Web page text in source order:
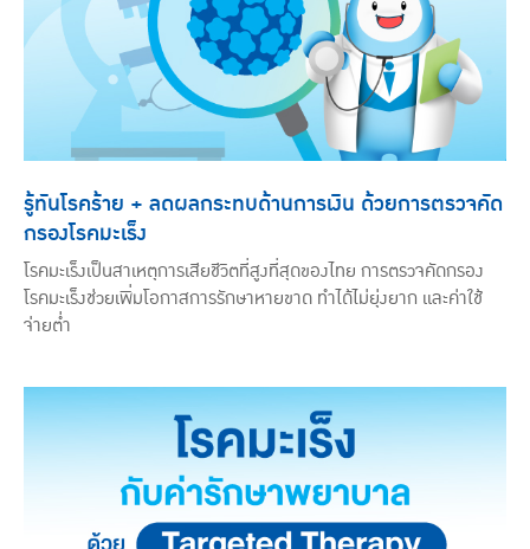
รู้ทันโรคร้าย + ลดผลกระทบด้านการเงิน ด้วยการตรวจคัด
กรองโรคมะเร็ง
โรคมะเร็งเป็นสาเหตุการเสียชีวิตที่สูงที่สุดของไทย การตรวจคัดกรอง
โรคมะเร็งช่วยเพิ่มโอกาสการรักษาหายขาด ทำได้ไม่ยุ่งยาก และค่าใช้
จ่ายต่ำ